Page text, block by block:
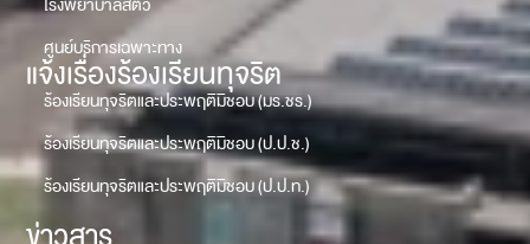
ศูนย์บริการเฉพาะทาง
แจ้งเรื่องร้องเรียนทุจริต
ร้องเรียนทุจริตและประพฤติมิชอบ (มร.ชร.)
ร้องเรียนทุจริตและประพฤติมิชอบ (ป.ป.ช.)
ร้องเรียนทุจริตและประพฤติมิชอบ (ป.ป.ท.)